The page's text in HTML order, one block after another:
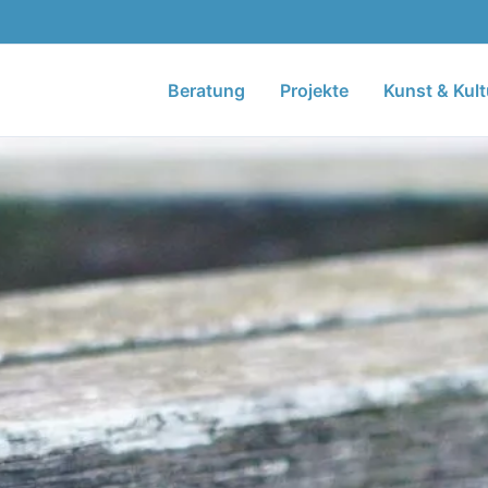
Beratung
Projekte Kunst &